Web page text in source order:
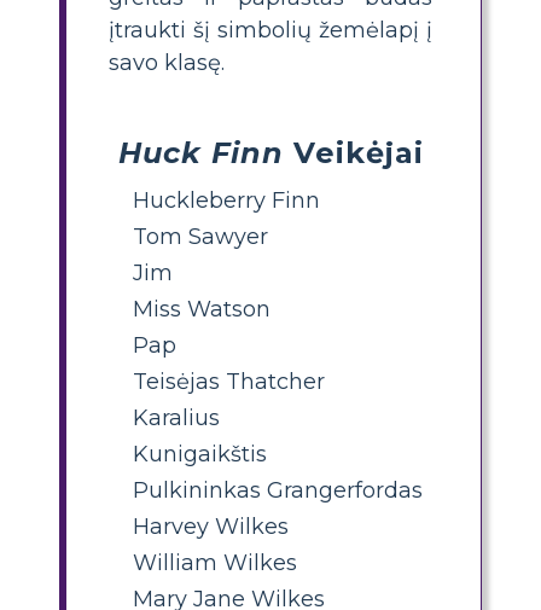
įtraukti šį simbolių žemėlapį į
savo klasę.
Huck Finn Veikėjai
Huckleberry Finn
Tom Sawyer
Jim
Miss Watson
Pap
Teisėjas Thatcher
Karalius
Kunigaikštis
Pulkininkas Grangerfordas
Harvey Wilkes
William Wilkes
Mary Jane Wilkes